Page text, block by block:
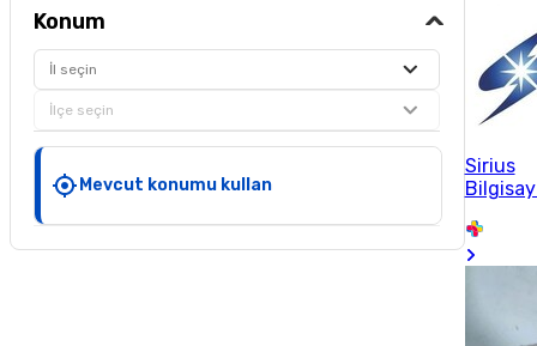
Konum
İl seçin
İlçe seçin
Mevcut konumu kullan
Sirius